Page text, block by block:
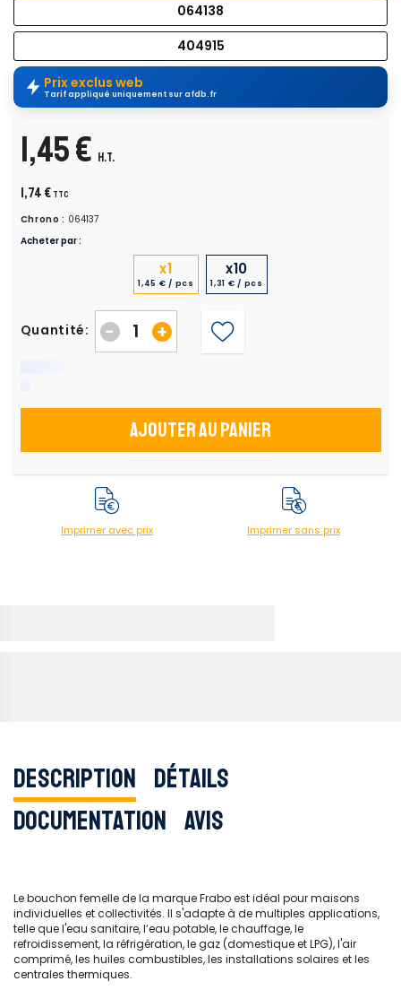
064138
404915
Prix exclus web
Tarif appliqué uniquement sur afdb.fr
1,45 € H.T.
1,74 € TTC
Chrono : 064137
Acheter par :
x1
1,45 € / pcs
x10
1,31 € / pcs
Quantité: +
-
Ajouter au panier
Imprimer avec prix Imprimer sans prix
Description Détails
Documentation Avis
Le bouchon femelle de la marque Frabo est idéal pour maisons
individuelles et collectivités. Il s'adapte à de multiples applications,
telle que l'eau sanitaire, l‘eau potable, le chauffage, le
refroidissement, la réfrigération, le gaz (domestique et LPG), l'air
comprimé, les huiles combustibles, les installations solaires et les
centrales thermiques.